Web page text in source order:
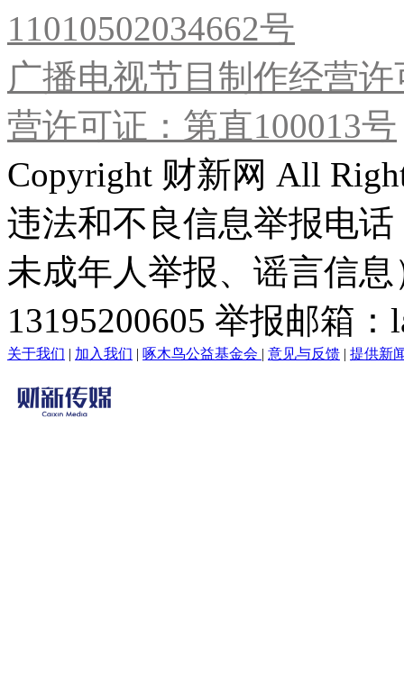
11010502034662号
广播电视节目制作经营
营许可证：第直100013号
Copyright 财新网 All
违法和不良信息举报电
未成年人举报、谣言信
13195200605 举报邮箱
关于我们 | 加入我们 | 啄木鸟公益基金会 | 意见与反馈 | 提供新